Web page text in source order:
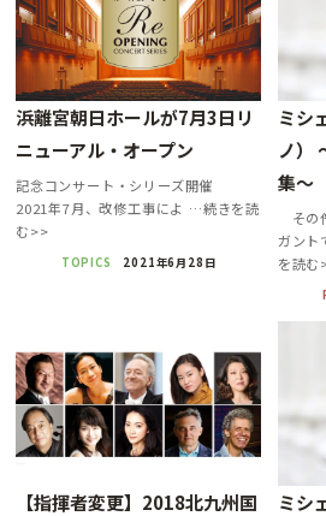
浜離宮朝日ホールが7月3日リ
ニューアル・オープン
記念コンサート・シリーズ開催
2021年7月、改修工事によ …続きを読
む>>
TOPICS 2021年6月28日
ミシ
ノ）
集〜
その
ガント
を読む
【指揮者変更】2018北九州国
ミシ